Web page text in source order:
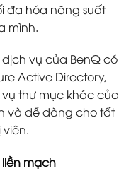
đa hóa năng suất
mình.
vụ của BenQ có
Active Directory,
thư mục khác của
và dễ dàng cho tất
mạch